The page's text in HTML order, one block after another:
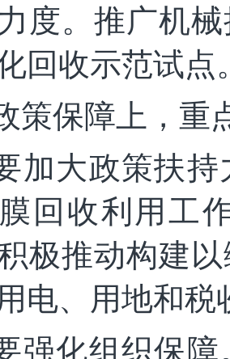
度。推广机
回收示范试点
策保障上，重
加大政策扶
回收利用工
极推动构建
电、用地和
强化组织保